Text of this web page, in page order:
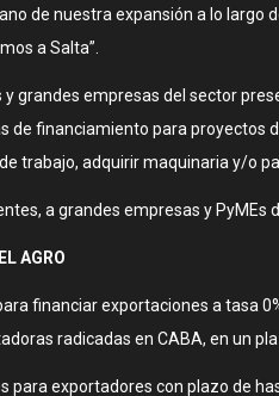
de nuestra expansión a lo
a Salta”.
y grandes empresas del sector
de financiamiento para proyectos
trabajo, adquirir maquinaria y/o
a grandes empresas y
AGRO
financiar exportaciones a tasa
radicadas en CABA, en un
para exportadores con plazo de